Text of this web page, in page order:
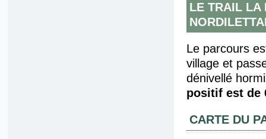
LE TRAIL LA
Le parcours
village et
dénivellé
positif est de
CARTE DU